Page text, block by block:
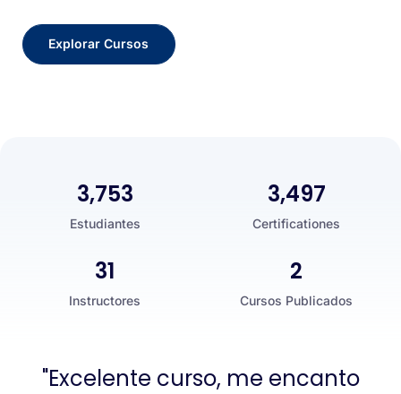
Explorar Cursos
Estudiantes
3,753
Certificationes
3,497
Instructores
31
Cursos Publicados
2
"Excelente curso, me encanto